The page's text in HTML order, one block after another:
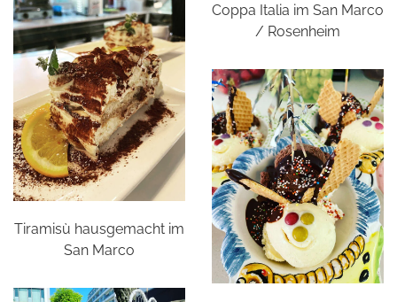
Tiramisù hausgemacht im
San Marco
Coppa Italia im San Marco
/ Rosenheim